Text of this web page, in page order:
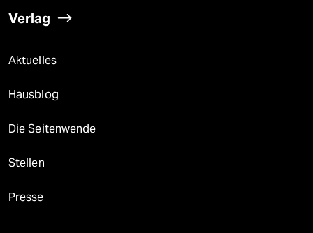
Verlag
Aktuelles
Hausblog
Die Seitenwende
Stellen
Presse